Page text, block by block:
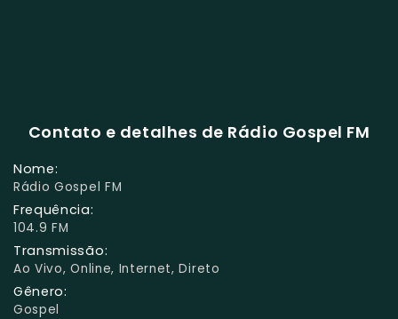
Contato e detalhes de Rádio Gospel FM
Nome:
Rádio Gospel FM
Frequência:
104.9 FM
Transmissão:
Ao Vivo, Online, Internet, Direto
Gênero:
Gospel